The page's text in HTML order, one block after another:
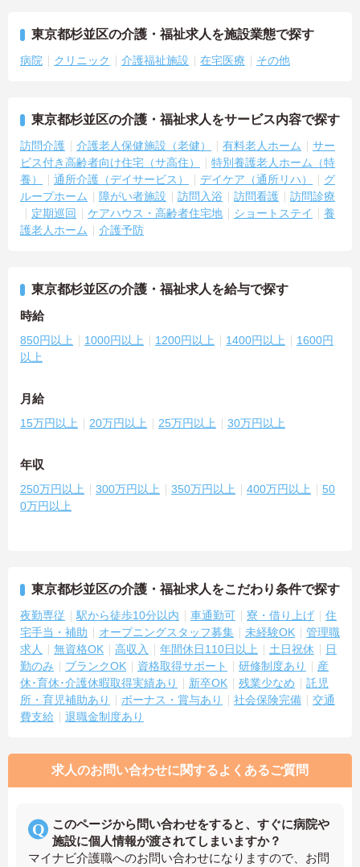
東京都杉並区の介護・福祉求人を施設業態で探す
病院 クリニック 介護福祉施設 在宅医療 その他
東京都杉並区の介護・福祉求人をサービス内容で探す
訪問介護 介護老人保健施設（老健） 有料老人ホーム
サー
ビス付き高齢者向け住宅（サ高住）
特別養護老人ホーム（特
養）
通所介護（デイサービス） デイケア（通所リハ）
グ
ループホーム
障がい者施設 訪問入浴 訪問看護
訪問診療
定期巡回
ケアハウス・高齢者住宅地 ショートステイ
養
護老人ホーム
介護予防
東京都杉並区の介護・福祉求人を給与で探す
時給
850円以上 1000円以上 1200円以上 1400円以上
1600円
以上
月給
15万円以上 20万円以上 25万円以上 30万円以上
年収
250万円以上 300万円以上 350万円以上 400万円以上
50
0万円以上
東京都杉並区の介護・福祉求人をこだわり条件で探す
夜勤専従 駅から徒歩10分以内 車通勤可 寮・借り上げ
住
宅手当・補助
オープニングスタッフ募集 未経験OK
管理職
求人
無資格OK 高収入 年間休日110日以上 土日祝休
日
勤のみ
ブランクOK 資格取得サポート 研修制度あり
産
休･育休･介護休暇取得実績あり
新卒OK 残業少なめ
託児
所・育児補助あり
ボーナス・賞与あり 社会保険完備
交通
費支給
退職金制度あり
求人のお問い合わせに関するよくあるご質問
このページから問い合わせをすると、すぐに病院や
施設に個人情報が渡されてしまいますか？
マイナビ介護職へのお問い合わせになりますので、お問